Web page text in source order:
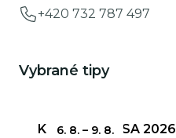
+420 732 787 497
Vybrané tipy
6. 8. – 9. 8.
KŘEHKÁ KRÁSA 2026